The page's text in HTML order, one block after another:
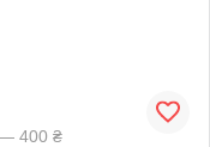
— 400 ₴